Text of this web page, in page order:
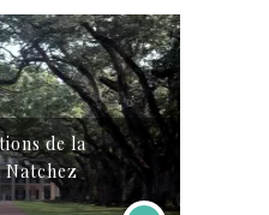
de la
Natchez